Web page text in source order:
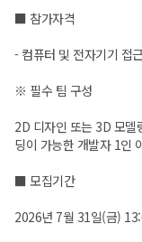
■ 참가자격
- 컴퓨터 및 전자기기 접
※ 필수 팀 구성
2D 디자인 또는 3D 모델
딩이 가능한 개발자 1인
■ 모집기간
2026년 7월 31일(금)